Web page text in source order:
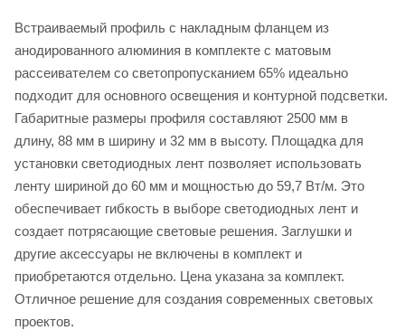
Встраиваемый профиль с накладным фланцем из
анодированного алюминия в комплекте с матовым
рассеивателем со светопропусканием 65% идеально
подходит для основного освещения и контурной подсветки.
Габаритные размеры профиля составляют 2500 мм в
длину, 88 мм в ширину и 32 мм в высоту. Площадка для
установки светодиодных лент позволяет использовать
ленту шириной до 60 мм и мощностью до 59,7 Вт/м. Это
обеспечивает гибкость в выборе светодиодных лент и
создает потрясающие световые решения. Заглушки и
другие аксессуары не включены в комплект и
приобретаются отдельно. Цена указана за комплект.
Отличное решение для создания современных световых
проектов.